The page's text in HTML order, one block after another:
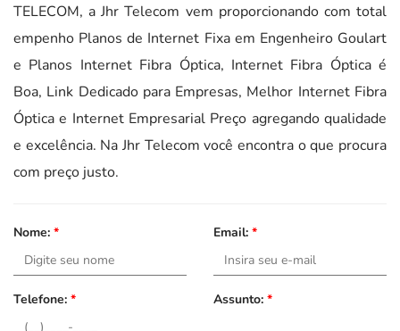
TELECOM, a Jhr Telecom vem proporcionando com total
empenho Planos de Internet Fixa em Engenheiro Goulart
e Planos Internet Fibra Óptica, Internet Fibra Óptica é
Boa, Link Dedicado para Empresas, Melhor Internet Fibra
Óptica e Internet Empresarial Preço agregando qualidade
e excelência. Na Jhr Telecom você encontra o que procura
com preço justo.
Nome: * Email: *
Telefone: * Assunto: *